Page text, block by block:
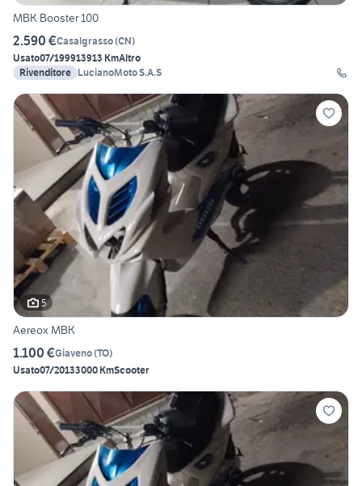
MBK Booster 100
2.590 €Casalgrasso(CN)
Usato07/199913913 KmAltro
Rivenditore LucianoMoto S.A.S
5
Aereox MBK
1.100 €Giaveno(TO)
Usato07/20133000 KmScooter